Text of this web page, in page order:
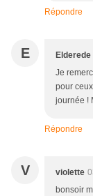
Répondre
E Elderede
Je
pour
journée !
Répondre
V violette
bonsoir